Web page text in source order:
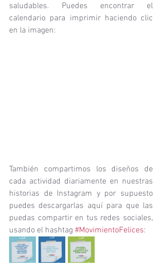
saludables. Puedes encontrar el
calendario para imprimir haciendo clic
en la imagen:
También compartimos los diseños de
cada actividad diariamente en nuestras
historias de Instagram y por supuesto
puedes descargarlas aquí para que las
puedas compartir en tus redes sociales,
usando el hashtag #MovimientoFelices: